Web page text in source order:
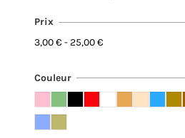
Prix
3,00 € - 25,00 €
Couleur